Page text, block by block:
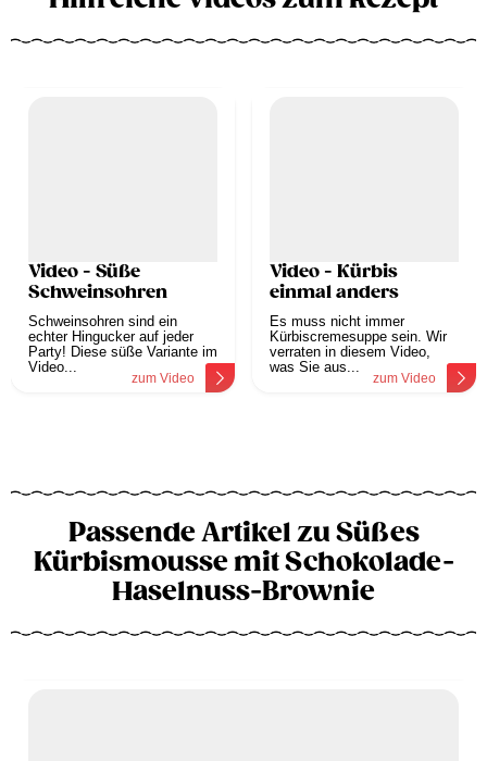
Video - Süße
Schweinsohren
Schweinsohren sind ein
echter Hingucker auf jeder
Party! Diese süße Variante im
Video...
zum Video
Video - Kürbis
einmal anders
Es muss nicht immer
Kürbiscremesuppe sein. Wir
verraten in diesem Video,
was Sie aus...
zum Video
Passende Artikel zu Süßes
Kürbismousse mit Schokolade-
Haselnuss-Brownie